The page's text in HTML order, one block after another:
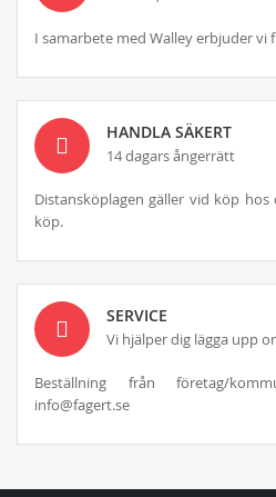
I samarbete med Walley erbjuder vi
HANDLA SÄKERT
14 dagars ångerrätt
Distansköplagen gäller vid köp
köp.
SERVICE
Vi hjälper dig lägga upp
Beställning från företag/
info@fagert.se